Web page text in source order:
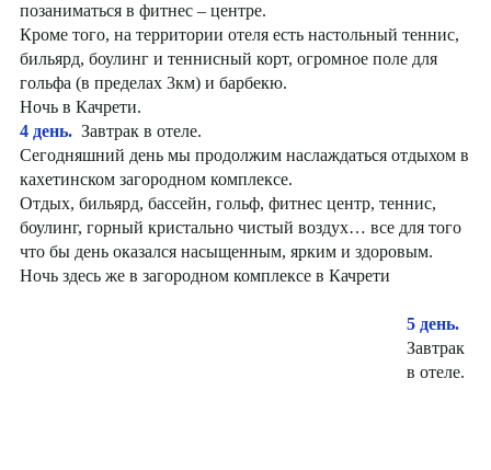
позаниматься в фитнес – центре.
Кроме того, на территории отеля есть настольный теннис,
бильярд, боулинг и теннисный корт, огромное поле для
гольфа (в пределах 3км) и барбекю.
Ночь в Качрети.
4 день. Завтрак в отеле.
Сегодняшний день мы продолжим наслаждаться отдыхом в
кахетинском загородном комплексе.
Отдых, бильярд, бассейн, гольф, фитнес центр, теннис,
боулинг, горный кристально чистый воздух… все для того
что бы день оказался насыщенным, ярким и здоровым.
Ночь здесь же в загородном комплексе в Качрети
5 день.
Завтрак
в отеле.